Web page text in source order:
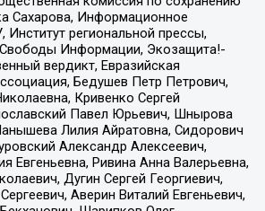
Сахарова, Информационное
Институт региональной прессы,
Свободы Информации, Экозащита!-
вердикт, Евразийская
Бедушев Петр Петрович,
Кривенко Сергей
Павел Юрьевич, Шнырова
Лилия Айратовна, Сидорович
Александр Алексеевич,
Евгеньевна, Ривина Анна Валерьевна,
Дугин Сергей Георгиевич,
Аверин Виталий Евгеньевич,